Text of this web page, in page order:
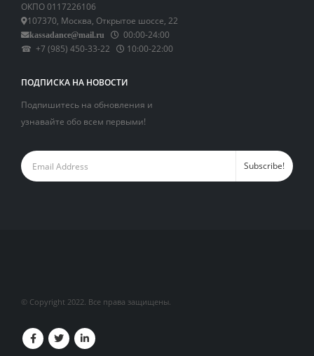
ОКПО 0117226106
107370, Москва, Открытое шоссе, 22
kassadance@mail.ru
00:00-24:00
☎ +7 (985) 450-33-22
10:00-22:00
ПОДПИСКА НА НОВОСТИ
Подпишитесь на обновления и
узнавайте обо всем первыми!
© Copyright 2022. Все права защищены.